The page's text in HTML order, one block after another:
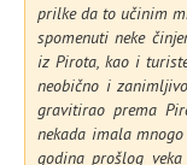
prilke da to učinim
spomenuti neke
iz Pirota, kao i
neobično i
gravitirao prema
nekada imala mnogo
godina prošlog